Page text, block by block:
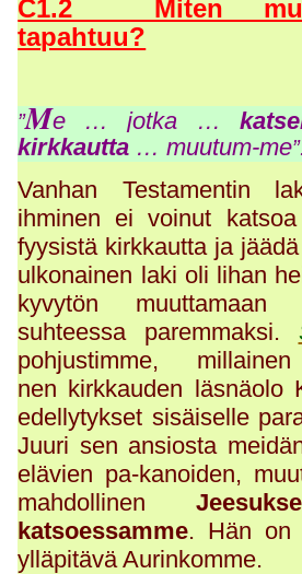
C1.2 Miten
tapahtuu?
”Me … jotka …
kirkkautta … muutum-me”.
Vanhan Testamentin
ihminen ei voinut
fyysistä kirkkautta ja
ulkonainen laki oli lihan
kyvytön muuttamaan
suhteessa paremmaksi.
pohjustimme,
nen kirkkauden läsnäolo
edellytykset sisäiselle
Juuri sen ansiosta
elävien pa-kanoiden,
mahdollinen
katsoessamme. Hän on
ylläpitävä Aurinkomme.